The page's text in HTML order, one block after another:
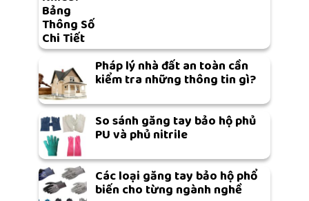
Bảng
Thông Số
Chi Tiết
Pháp lý nhà đất an toàn cần
kiểm tra những thông tin gì?
So sánh găng tay bảo hộ phủ
PU và phủ nitrile
Các loại găng tay bảo hộ phổ
biến cho từng ngành nghề